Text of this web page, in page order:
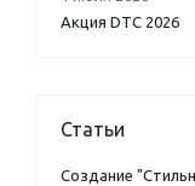
Акция DTC 2026
Статьи
Создание